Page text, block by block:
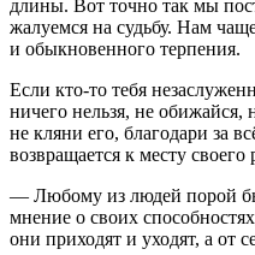
длины. Вот точно так мы
жалуемся на судьбу. Нам
и обыкновенного терпения.
Если кто-то тебя
ничего нельзя, не обижайся,
не кляни его, благодари за
возвращается к месту своего
— Любому из людей порой
мнение о своих
они приходят и уходят, а от